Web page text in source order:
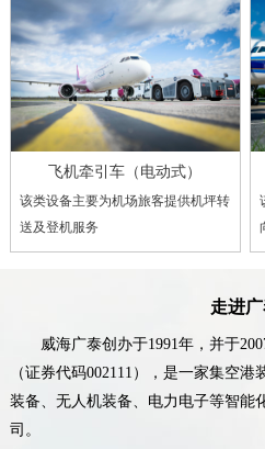
飞机牵引车（电动式）
该类设备主要为机场旅客提供机坪转
送及登机服务
走进
威海广泰创办于1991年，并于
（证券代码002111），是一家集空
装备、无人机装备、电力电子等智能
司。